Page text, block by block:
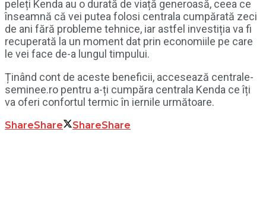
peleți Kenda au o durată de viață generoasă, ceea ce
înseamnă că vei putea folosi centrala cumpărată zeci
de ani fără probleme tehnice, iar astfel investiția va fi
recuperată la un moment dat prin economiile pe care
le vei face de-a lungul timpului.
Ținând cont de aceste beneficii, accesează centrale-
seminee.ro pentru a-ți cumpăra centrala Kenda ce îți
va oferi confortul termic în iernile următoare.
ShareShare ShareShare